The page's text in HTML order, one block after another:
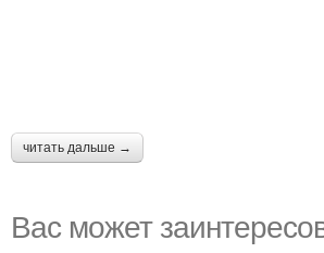
читать дальше →
Вас может